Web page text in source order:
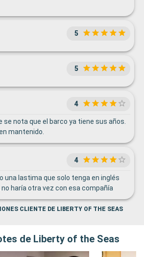
5
5
4
se nota que el barco ya tiene sus años.
mantenido.
4
una lastima que solo tenga en inglés
haría otra vez con esa compañía
CLIENTE DE LIBERTY OF THE SEAS
de Liberty of the Seas